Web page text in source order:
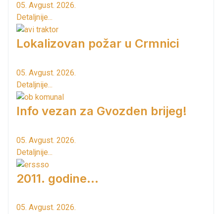
05. Avgust. 2026.
Detaljnije...
Lokalizovan požar u Crmnici
05. Avgust. 2026.
Detaljnije...
Info vezan za Gvozden brijeg!
05. Avgust. 2026.
Detaljnije...
2011. godine...
05. Avgust. 2026.